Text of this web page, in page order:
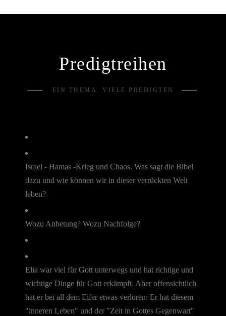
Predigtreihen
EIN THEMA. VIELE PREDIGTEN
Israel - Hamas -Krieg und Chaos. Was sagt die Bibel
dazu und wie können wir in dieser verrückten Welt
leben?
Wozu Anbetung? Wozu Nachfolge?
Elia war viel für Gott unterwegs und hat richtige und
wichtige Dinge für Gott erkämpft. Aber offensichtlich
hat er bei all dem Eifer etwas verloren: Er hat diesem
"inneren Leben" und der "Zeit in Gottes Gegenwart"